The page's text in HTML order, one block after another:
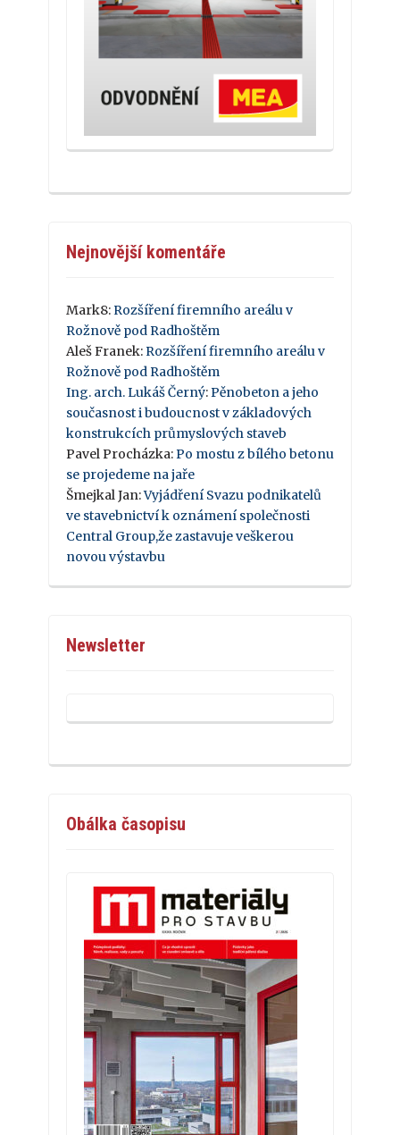
Nejnovější komentáře
Mark8:Rozšíření firemního areálu v
Rožnově pod Radhoštěm
Aleš Franek:Rozšíření firemního areálu v
Rožnově pod Radhoštěm
Ing. arch. Lukáš Černý:Pěnobeton a jeho
současnost i budoucnost v základových
konstrukcích průmyslových staveb
Pavel Procházka:Po mostu z bílého betonu
se projedeme na jaře
Šmejkal Jan:Vyjádření Svazu podnikatelů
ve stavebnictví k oznámení společnosti
Central Group,že zastavuje veškerou
novou výstavbu
Newsletter
Obálka časopisu